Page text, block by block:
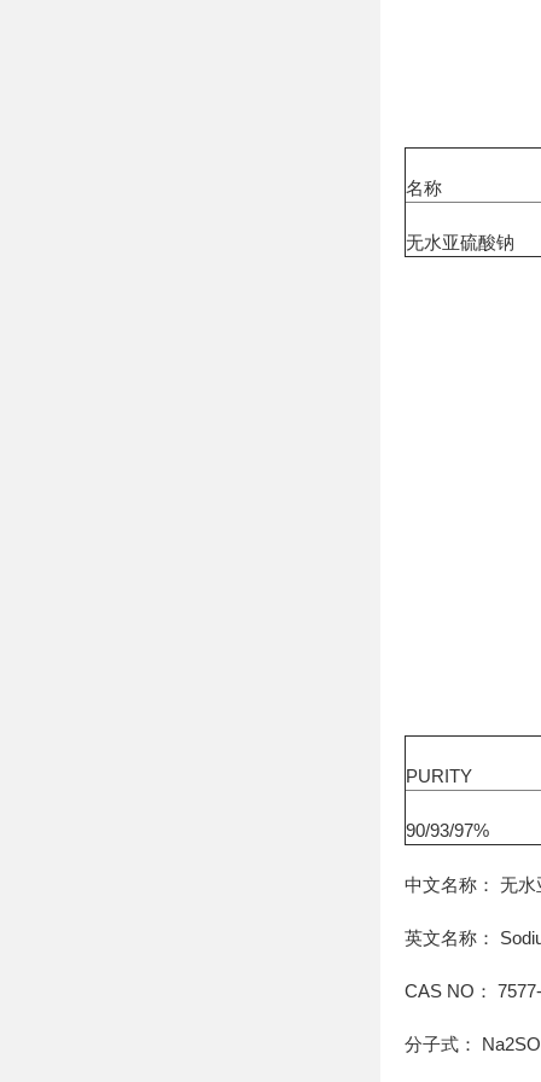
名称
无水亚硫酸钠
PURITY
90/93/97%
中文名称： 无水
英文名称：
CAS NO：
分子式：